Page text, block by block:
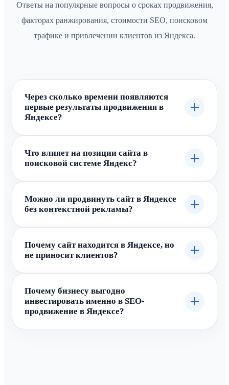
Ответы на популярные вопросы о сроках продвижения,
факторах ранжирования, стоимости SEO, поисковом
трафике и привлечении клиентов из Яндекса.
Через сколько времени появляются
первые результаты продвижения в
Яндексе?
Что влияет на позиции сайта в
поисковой системе Яндекс?
Можно ли продвинуть сайт в Яндексе
без контекстной рекламы?
Почему сайт находится в Яндексе, но
не приносит клиентов?
Почему бизнесу выгодно
инвестировать именно в SEO-
продвижение в Яндексе?